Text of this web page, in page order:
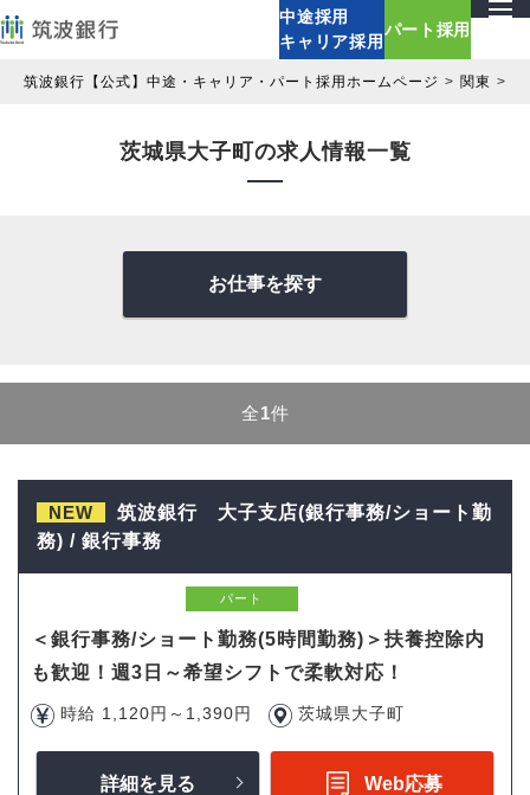
中途採用
キャリア採用
パート採用
筑波銀行【公式】中途・キャリア・パート採用ホームページ 関東
茨城県大子町の求人情報一覧
お仕事を探す
全1件
NEW
筑波銀行 大子支店(銀行事務/ショート勤
務) / 銀行事務
パート
＜銀行事務/ショート勤務(5時間勤務)＞扶養控除内
も歓迎！週3日～希望シフトで柔軟対応！
時給 1,120円～1,390円 茨城県大子町
詳細を見る Web応募